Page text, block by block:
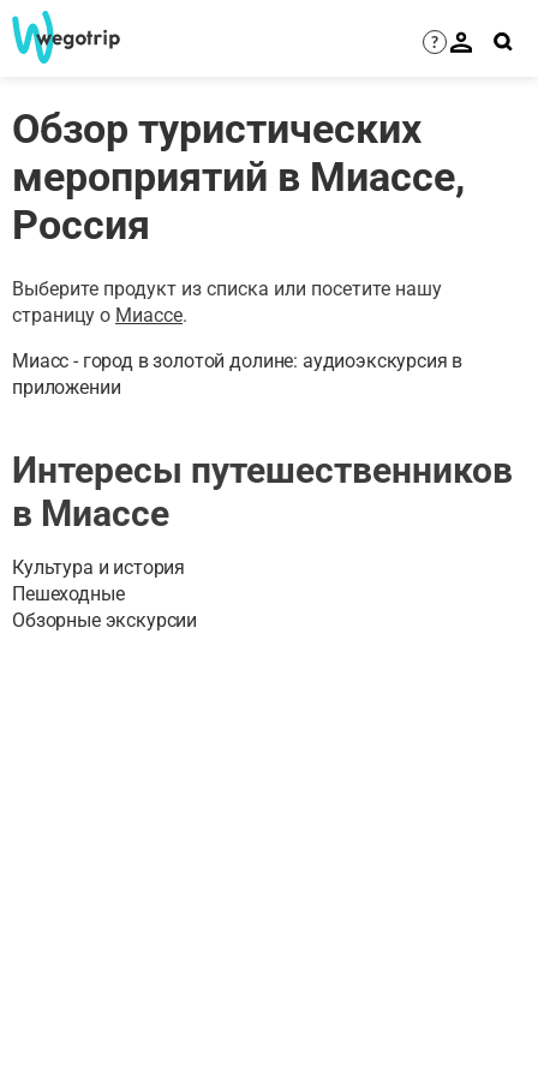
?
Обзор туристических
мероприятий в Миассе,
Россия
Выберите продукт из списка или посетите нашу
страницу о Миассе.
Миасс - город в золотой долине: аудиоэкскурсия в
приложении
Интересы путешественников
в Миассе
Культура и история
Пешеходные
Обзорные экскурсии